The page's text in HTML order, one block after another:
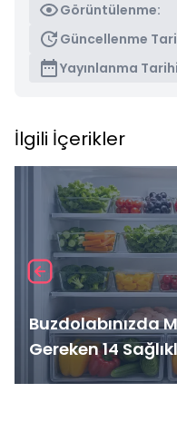
Görüntülenme:
Güncellenme
Yayınlanma
İlgili İçerikler
Buzdolabınızda
Gereken 14